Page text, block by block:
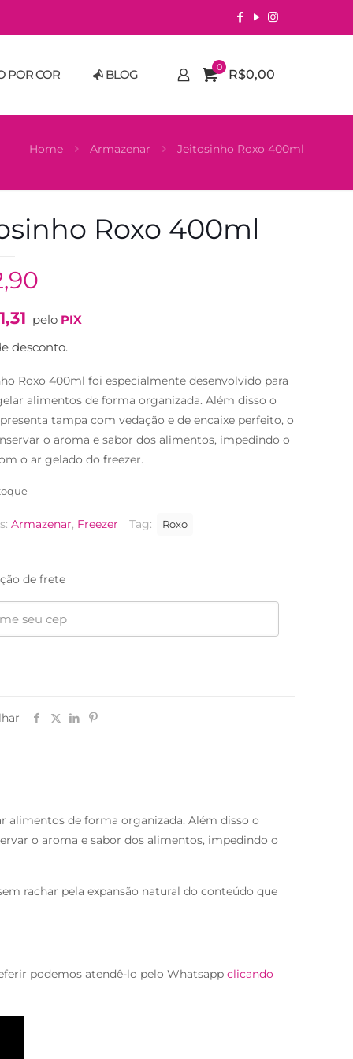
POR COR BLOG 0 R$0,00
Home Armazenar Jeitosinho Roxo 400ml
Roxo 400ml
pelo PIX
desconto.
Roxo 400ml foi especialmente desenvolvido para
alimentos de forma organizada. Além disso o
tampa com vedação e de encaixe perfeito, o
o aroma e sabor dos alimentos, impedindo o
o ar gelado do freezer.
Armazenar, Freezer Tag: Roxo
de frete
alimentos de forma organizada. Além disso o
o aroma e sabor dos alimentos, impedindo o
rachar pela expansão natural do conteúdo que
podemos atendê-lo pelo Whatsappclicando